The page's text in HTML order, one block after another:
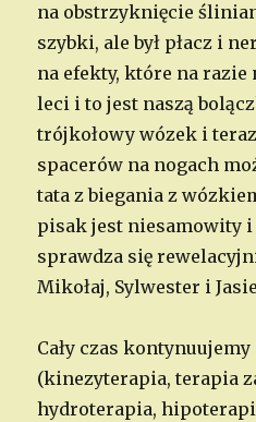
na obstrzyknięcie
szybki, ale był płacz i
na efekty, które na razie
leci i to jest naszą
trójkołowy wózek i
spacerów na nogach
tata z biegania z
pisak jest niesamowity
sprawdza się
Mikołaj, Sylwester i
Cały czas
(kinezyterapia, terapia
hydroterapia,